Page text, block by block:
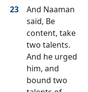
23
And Naaman
said, Be
content, take
two talents.
And he urged
him, and
bound two